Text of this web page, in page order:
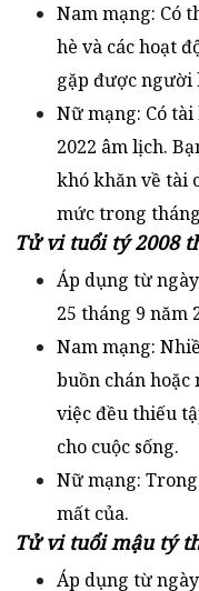
Nam mạng: Có
hè và các hoạt
gặp được người
Nữ mạng: Có
2022 âm lịch.
khó khăn về tài
mức trong
Tử vi tuổi tý 2008
Áp dụng từ
25 tháng 9 năm
Nam mạng:
buồn chán
việc đều thiếu
cho cuộc sống.
Nữ mạng:
mất của.
Tử vi tuổi mậu tý
Áp dụng từ